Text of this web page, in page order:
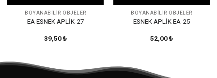
BOYANABILIR OBJELER
EA ESNEK APLİK-27
39,50₺
BOYANABILIR OBJELER
ESNEK APLİK EA-25
52,00₺